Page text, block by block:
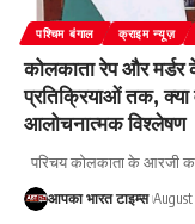
पश्चिम बंगाल क्राइम न्यूज़
कोलकाता रेप और मर्डर
प्रतिक्रियाओं तक,
आलोचनात्मक विश्लेषण
परिचय कोलकाता के आरजी
आपका भारत टाइम्स August